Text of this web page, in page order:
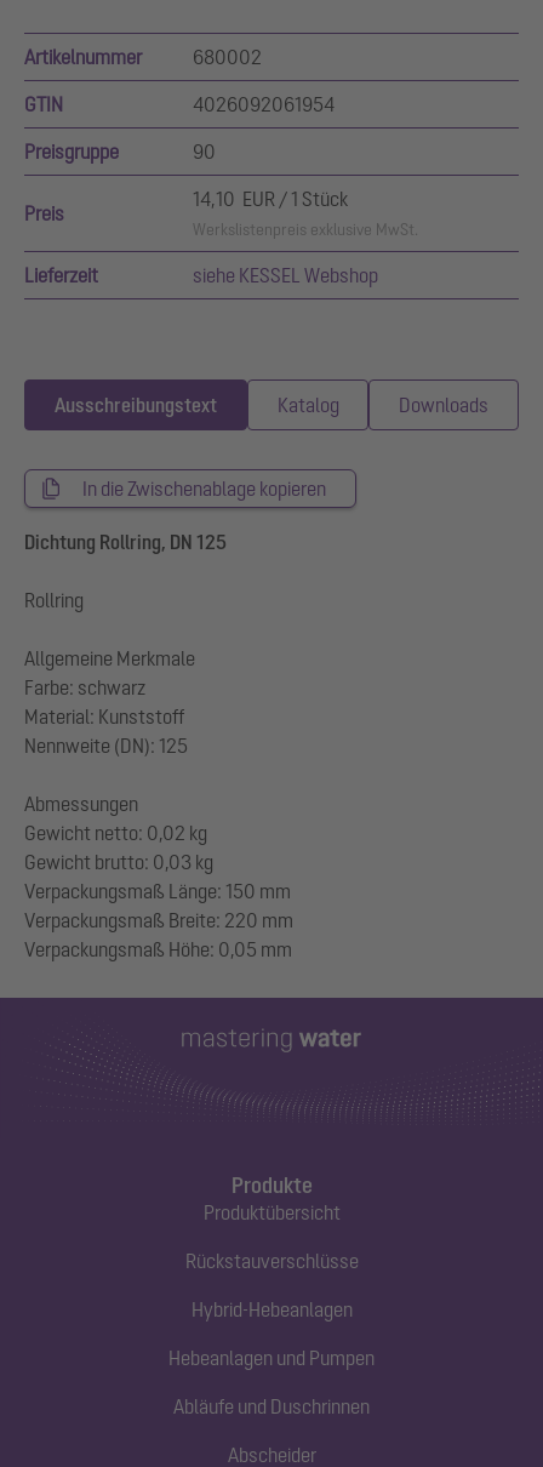
Artikelnummer 680002
GTIN 4026092061954
Preisgruppe 90
Preis
14,10 EUR / 1 Stück
Werkslistenpreis exklusive MwSt.
Lieferzeit siehe KESSEL Webshop
Ausschreibungstext Katalog Downloads
In die Zwischenablage kopieren
Dichtung Rollring, DN 125
Rollring
Allgemeine Merkmale
Farbe: schwarz
Material: Kunststoff
Nennweite (DN): 125
Abmessungen
Gewicht netto: 0,02 kg
Gewicht brutto: 0,03 kg
Verpackungsmaß Länge: 150 mm
Verpackungsmaß Breite: 220 mm
Produkte
Produktübersicht
Rückstauverschlüsse
Hybrid-Hebeanlagen
Hebeanlagen und Pumpen
Abläufe und Duschrinnen
Abscheider